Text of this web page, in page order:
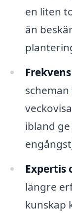
en liten
än
ibland
Expertis
längre
kunskap